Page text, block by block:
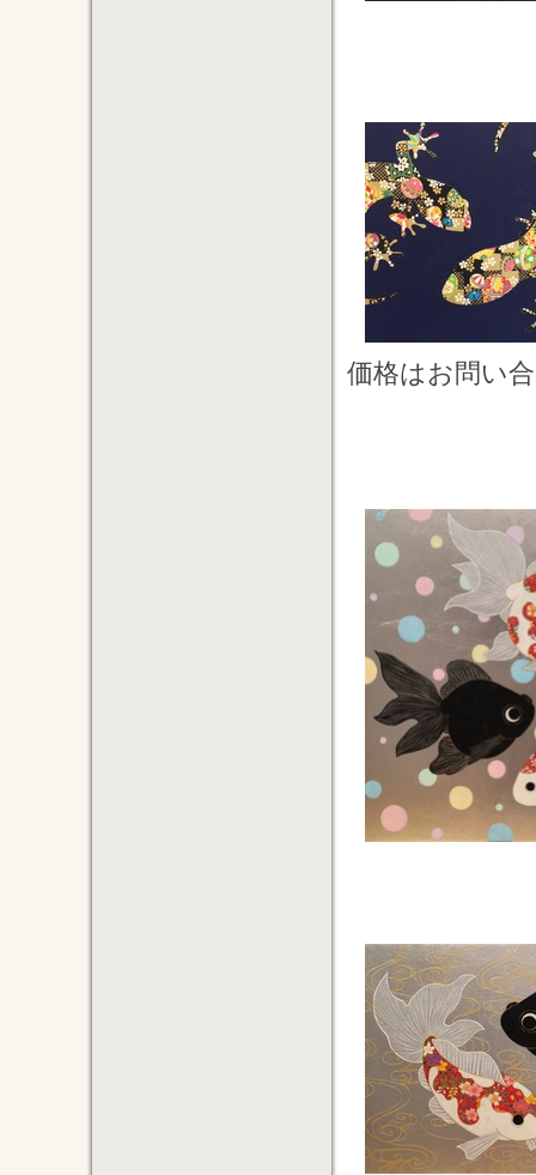
価格はお問い